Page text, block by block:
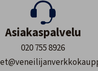
Asiakaspalvelu
020 755 8926